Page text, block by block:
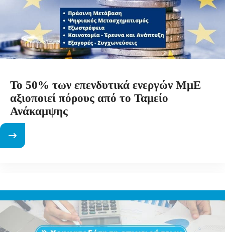
Το 50% των επενδυτικά ενεργών ΜμΕ
αξιοποιεί πόρους από το Ταμείο
Ανάκαμψης